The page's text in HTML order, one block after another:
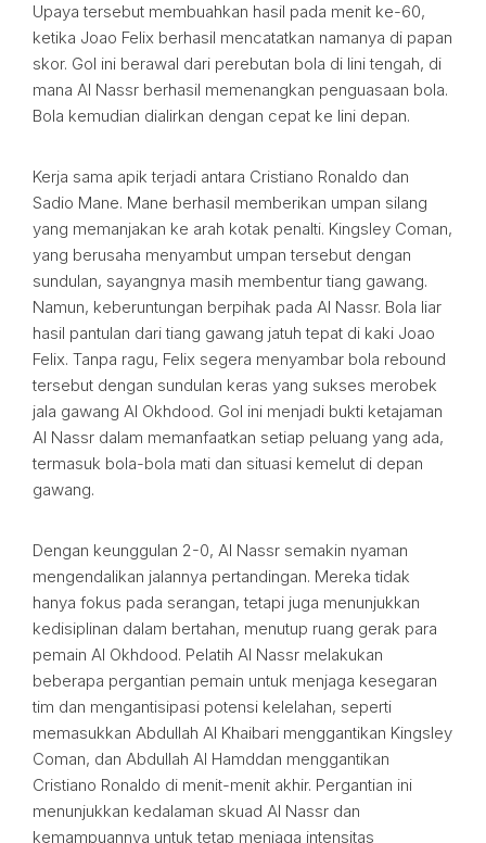
Upaya tersebut membuahkan hasil pada menit ke-60,
ketika Joao Felix berhasil mencatatkan namanya di papan
skor. Gol ini berawal dari perebutan bola di lini tengah, di
mana Al Nassr berhasil memenangkan penguasaan bola.
Bola kemudian dialirkan dengan cepat ke lini depan.
Kerja sama apik terjadi antara Cristiano Ronaldo dan
Sadio Mane. Mane berhasil memberikan umpan silang
yang memanjakan ke arah kotak penalti. Kingsley Coman,
yang berusaha menyambut umpan tersebut dengan
sundulan, sayangnya masih membentur tiang gawang.
Namun, keberuntungan berpihak pada Al Nassr. Bola liar
hasil pantulan dari tiang gawang jatuh tepat di kaki Joao
Felix. Tanpa ragu, Felix segera menyambar bola rebound
tersebut dengan sundulan keras yang sukses merobek
jala gawang Al Okhdood. Gol ini menjadi bukti ketajaman
Al Nassr dalam memanfaatkan setiap peluang yang ada,
termasuk bola-bola mati dan situasi kemelut di depan
gawang.
Dengan keunggulan 2-0, Al Nassr semakin nyaman
mengendalikan jalannya pertandingan. Mereka tidak
hanya fokus pada serangan, tetapi juga menunjukkan
kedisiplinan dalam bertahan, menutup ruang gerak para
pemain Al Okhdood. Pelatih Al Nassr melakukan
beberapa pergantian pemain untuk menjaga kesegaran
tim dan mengantisipasi potensi kelelahan, seperti
memasukkan Abdullah Al Khaibari menggantikan Kingsley
Coman, dan Abdullah Al Hamddan menggantikan
Cristiano Ronaldo di menit-menit akhir. Pergantian ini
menunjukkan kedalaman skuad Al Nassr dan
kemampuannya untuk tetap menjaga intensitas